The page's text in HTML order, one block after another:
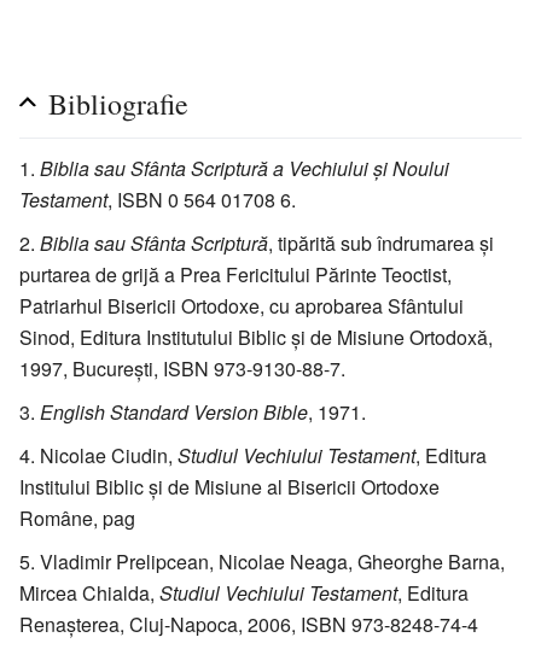
Bibliografie
Biblia sau Sfânta Scriptură a Vechiului şi Noului
Testament, ISBN 0 564 01708 6.
Biblia sau Sfânta Scriptură, tipărită sub îndrumarea şi
purtarea de grijă a Prea Fericitului Părinte Teoctist,
Patriarhul Bisericii Ortodoxe, cu aprobarea Sfântului
Sinod, Editura Institutului Biblic şi de Misiune Ortodoxă,
1997, Bucureşti, ISBN 973-9130-88-7.
English Standard Version Bible, 1971.
Nicolae Ciudin, Studiul Vechiului Testament, Editura
Institului Biblic şi de Misiune al Bisericii Ortodoxe
Române, pag
Vladimir Prelipcean, Nicolae Neaga, Gheorghe Barna,
Mircea Chialda, Studiul Vechiului Testament, Editura
Renaşterea, Cluj-Napoca, 2006, ISBN 973-8248-74-4